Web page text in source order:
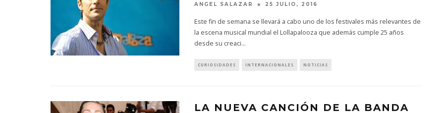
ANGEL SALAZAR 25 JULIO, 2016
Este fin de semana se llevará a cabo uno de los festivales más relevantes de
la escena musical mundial el Lollapalooza que además cumple 25 años
desde su creaci...
CURIOSIDADES INTERNACIONALES NOTICIAS
LA NUEVA CANCIÓN DE LA BANDA